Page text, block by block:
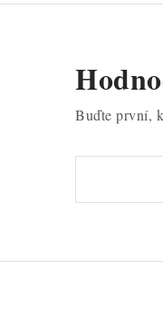
Buďte první,